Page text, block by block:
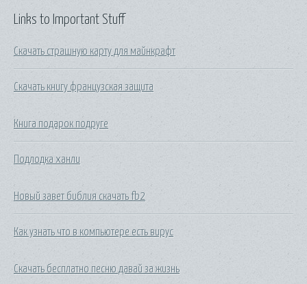
Links to Important Stuff
Скачать страшную карту для майнкрафт
Скачать книгу французская защита
Книга подарок подруге
Подлодка ханли
Новый завет библия скачать fb2
Как узнать что в компьютере есть вирус
Скачать бесплатно песню давай за жизнь